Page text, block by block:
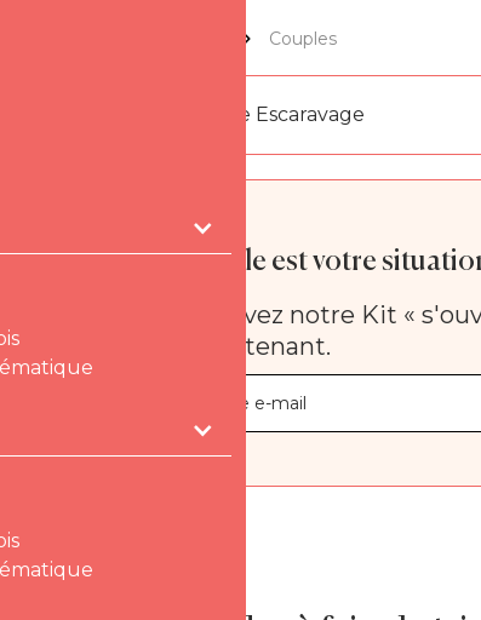
Couples
Florence Escaravage
Quelle est votre
Recevez notre Kit «
maintenant.